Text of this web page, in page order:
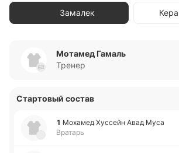
Замалек
Мотамед Гамаль
Тренер
Стартовый состав
1 Мо­ха­мед Ху­ссейн Авад Муса
Вратарь